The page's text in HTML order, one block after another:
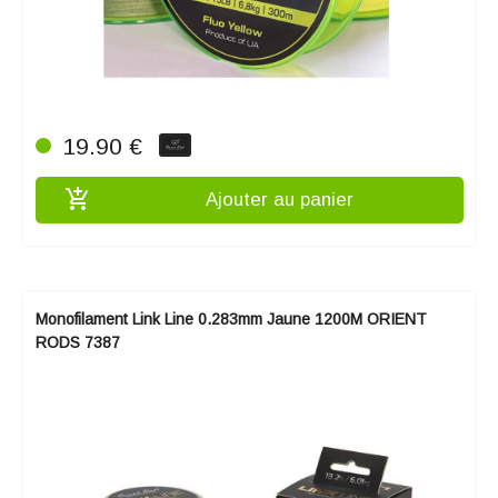
19.90 €
add_shopping_cart Ajouter au panier
Monofilament Link Line 0.283mm Jaune 1200M ORIENT
RODS 7387